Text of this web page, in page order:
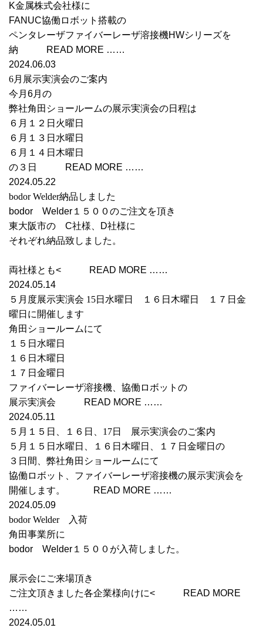
K金属株式会社様に
FANUC協働ロボット搭載の
ペンタレーザファイバーレーザ溶接機HWシリーズを
納 READ MORE ……
2024.06.03
6月展示実演会のご案内
今月6月の
弊社角田ショールームの展示実演会の日程は
６月１２日火曜日
６月１３日水曜日
６月１４日木曜日
の３日 READ MORE ……
2024.05.22
bodor Welder納品しました
bodor Welder１５００のご注文を頂き
東大阪市の C社様、D社様に
それぞれ納品致しました。
両社様とも< READ MORE ……
2024.05.14
５月度展示実演会 15日水曜日 １６日木曜日 １７日金
曜日に開催します
角田ショールームにて
１５日水曜日
１６日木曜日
１７日金曜日
ファイバーレーザ溶接機、協働ロボットの
展示実演会 READ MORE ……
2024.05.11
５月１５日、１６日、17日 展示実演会のご案内
５月１５日水曜日、１６日木曜日、１７日金曜日の
３日間、弊社角田ショールームにて
協働ロボット、ファイバーレーザ溶接機の展示実演会を
開催します。 READ MORE ……
2024.05.09
bodor Welder 入荷
角田事業所に
bodor Welder１５００が入荷しました。
展示会にご来場頂き
ご注文頂きました各企業様向けに< READ MORE
……
2024.05.01